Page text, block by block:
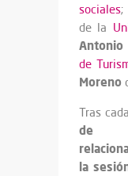
sociales
de la
Antonio
de
Moreno
Tras
de
la